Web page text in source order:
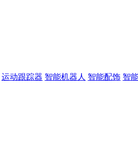
运动跟踪器 智能机器人 智能配饰 智